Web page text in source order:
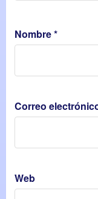
Nombre*
Correo
Web